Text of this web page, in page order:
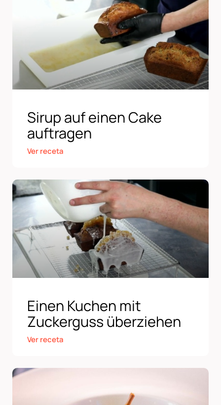
Sirup auf einen Cake
auftragen
Ver receta
Einen Kuchen mit
Zuckerguss überziehen
Ver receta